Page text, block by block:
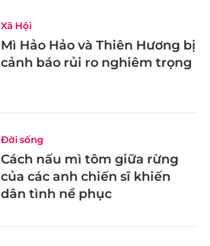
Xã Hội
Mì Hảo Hảo và Thiên Hương bị
cảnh báo rủi ro nghiêm trọng
Đời sống
Cách nấu mì tôm giữa rừng
của các anh chiến sĩ khiến
dân tình nể phục